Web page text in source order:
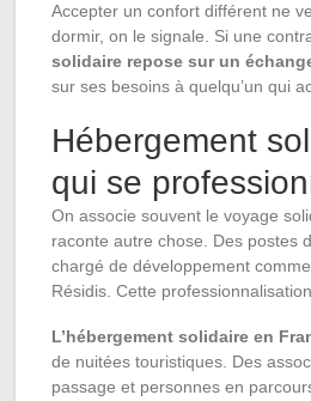
Accepter un confort différent ne
dormir, on le signale. Si une
solidaire repose sur un
sur ses besoins à quelqu’un qui
Hébergement
qui se
On associe souvent le voyage
raconte autre chose. Des postes
chargé de développement
Résidis. Cette
L’hébergement solidaire en
de nuitées touristiques. Des
passage et personnes en